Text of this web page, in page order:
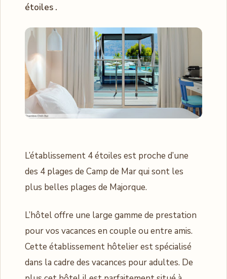
étoiles .
L’établissement 4 étoiles est proche d’une
des 4 plages de Camp de Mar qui sont les
plus belles plages de Majorque.
L’hôtel offre une large gamme de prestation
pour vos vacances en couple ou entre amis.
Cette établissement hôtelier est spécialisé
dans la cadre des vacances pour adultes. De